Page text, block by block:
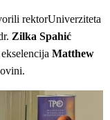
rektorUniverziteta
Zilka Spahić
Matthew